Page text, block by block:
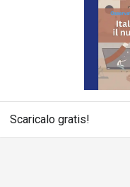
Scaricalo gratis!